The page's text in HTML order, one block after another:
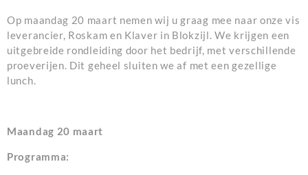
Op maandag 20 maart nemen wij u graag mee naar onze vis
leverancier, Roskam en Klaver in Blokzijl. We krijgen een
uitgebreide rondleiding door het bedrijf, met verschillende
proeverijen. Dit geheel sluiten we af met een gezellige
lunch.
Maandag 20 maart
Programma: